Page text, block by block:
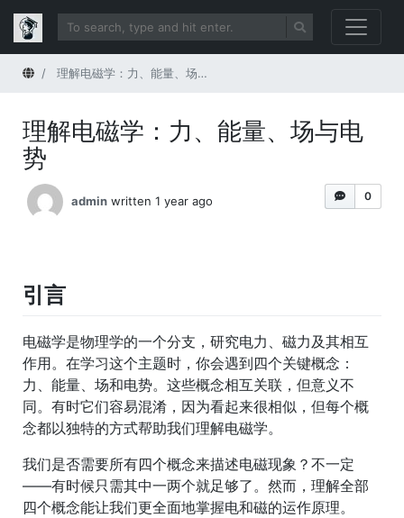
Home理解电磁学：力、能量、场与电势
理解电磁学：力、能量、场与电
势
0
admin written 1 year ago
引言
电磁学是物理学的一个分支，研究电力、磁力及其相互
作用。在学习这个主题时，你会遇到四个关键概念：
力、能量、场和电势。这些概念相互关联，但意义不
同。有时它们容易混淆，因为看起来很相似，但每个概
念都以独特的方式帮助我们理解电磁学。
我们是否需要所有四个概念来描述电磁现象？不一定
——有时候只需其中一两个就足够了。然而，理解全部
四个概念能让我们更全面地掌握电和磁的运作原理。